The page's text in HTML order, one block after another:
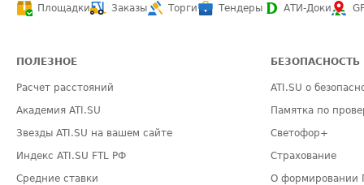
Площадки
Заказы Торги Тендеры АТИ-Доки
ПОЛЕЗНОЕ
Расчет расстояний
Академия ATI.SU
Звезды ATI.SU на вашем сайте
Индекс ATI.SU FTL РФ
Средние ставки
БЕЗОПАСНОСТЬ
ATI.SU о
Памятка по
Светофор+
Страхование
О формировании